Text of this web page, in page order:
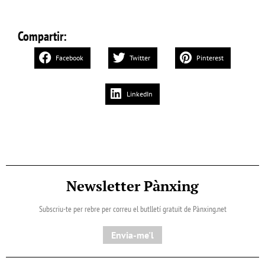
Compartir:
Facebook Twitter Pinterest
LinkedIn
Newsletter Pànxing
Subscriu-te per rebre per correu el butlletí gratuït de Pànxing.net​
Envia-me'l